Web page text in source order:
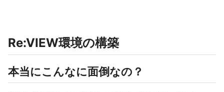
Re:VIEW環境の構築
本当にこんなに面倒なの？